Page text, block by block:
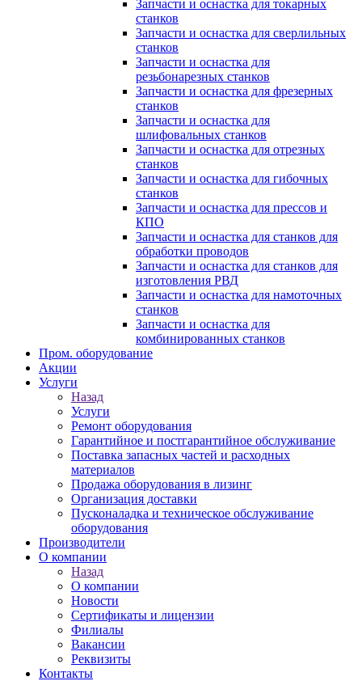
Запчасти и оснастка для токарных
станков
Запчасти и оснастка для сверлильных
станков
Запчасти и оснастка для
резьбонарезных станков
Запчасти и оснастка для фрезерных
станков
Запчасти и оснастка для
шлифовальных станков
Запчасти и оснастка для отрезных
станков
Запчасти и оснастка для гибочных
станков
Запчасти и оснастка для прессов и
КПО
Запчасти и оснастка для станков для
обработки проводов
Запчасти и оснастка для станков для
изготовления РВД
Запчасти и оснастка для намоточных
станков
Запчасти и оснастка для
комбинированных станков
Пром. оборудование
Акции
Услуги
Назад
Услуги
Ремонт оборудования
Гарантийное и постгарантийное обслуживание
Поставка запасных частей и расходных
материалов
Продажа оборудования в лизинг
Организация доставки
Пусконаладка и техническое обслуживание
оборудования
Производители
О компании
Назад
О компании
Новости
Сертификаты и лицензии
Филиалы
Вакансии
Реквизиты
Контакты